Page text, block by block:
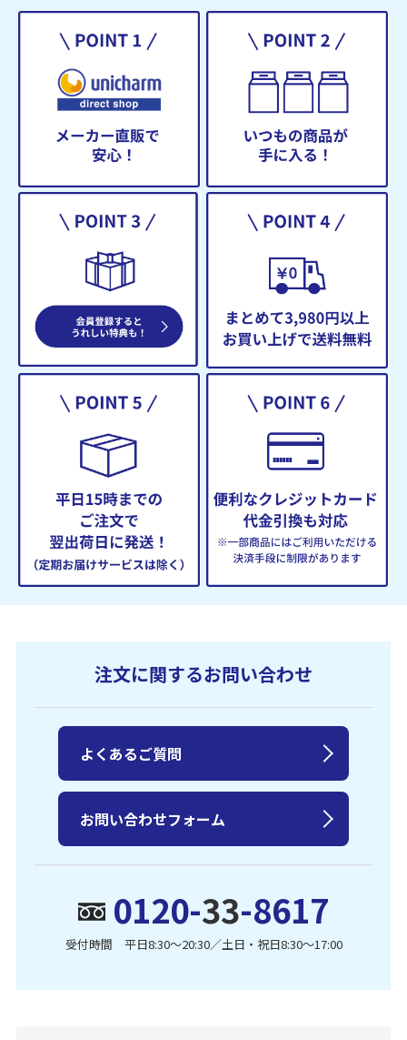
注文に関するお問い合わせ
0120-33-8617
受付時間 平日8:30〜20:30／土日・祝日8:30〜17:00
よくあるご質問
お問い合わせフォーム